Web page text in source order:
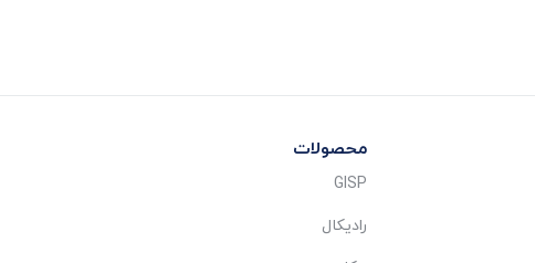
محصولات
GISP
رادیکال